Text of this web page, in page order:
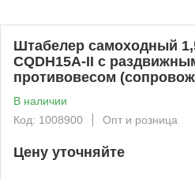
Штабелер самоходный
CQDH15A-II с
противовесом
В наличии
Код: 1008900
Опт и розница
Цену уточняйте